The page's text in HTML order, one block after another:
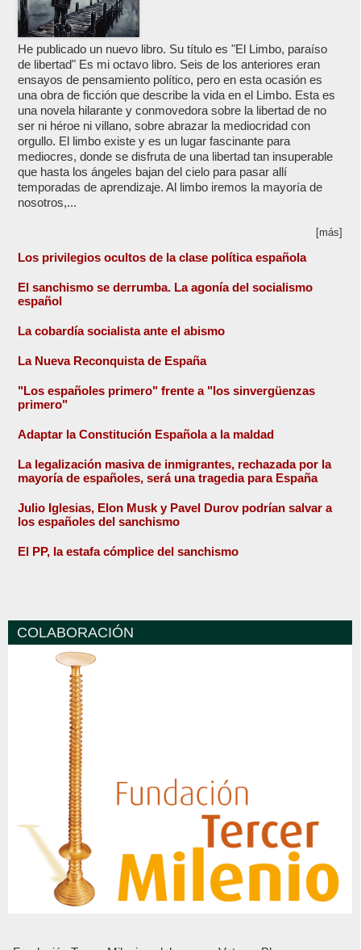
He publicado un nuevo libro. Su título es "El Limbo, paraíso
de libertad" Es mi octavo libro. Seis de los anteriores eran
ensayos de pensamiento político, pero en esta ocasión es
una obra de ficción que describe la vida en el Limbo. Esta es
una novela hilarante y conmovedora sobre la libertad de no
ser ni héroe ni villano, sobre abrazar la mediocridad con
orgullo. El limbo existe y es un lugar fascinante para
mediocres, donde se disfruta de una libertad tan insuperable
que hasta los ángeles bajan del cielo para pasar allí
temporadas de aprendizaje. Al limbo iremos la mayoría de
nosotros,...
[más]
Los privilegios ocultos de la clase política española
El sanchismo se derrumba. La agonía del socialismo
español
La cobardía socialista ante el abismo
La Nueva Reconquista de España
"Los españoles primero" frente a "los sinvergüenzas
primero"
Adaptar la Constitución Española a la maldad
La legalización masiva de inmigrantes, rechazada por la
mayoría de españoles, será una tragedia para España
Julio Iglesias, Elon Musk y Pavel Durov podrían salvar a
los españoles del sanchismo
El PP, la estafa cómplice del sanchismo
COLABORACIÓN